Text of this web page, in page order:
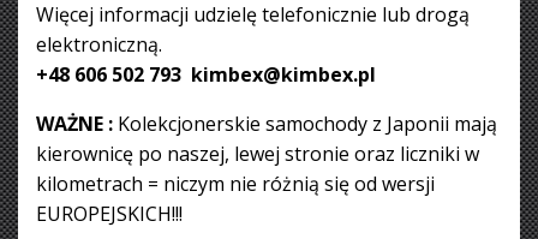
Więcej informacji udzielę telefonicznie lub drogą
elektroniczną.
+48 606 502 793 kimbex@kimbex.pl
WAŻNE : Kolekcjonerskie samochody z Japonii mają
kierownicę po naszej, lewej stronie oraz liczniki w
kilometrach = niczym nie różnią się od wersji
EUROPEJSKICH!!!